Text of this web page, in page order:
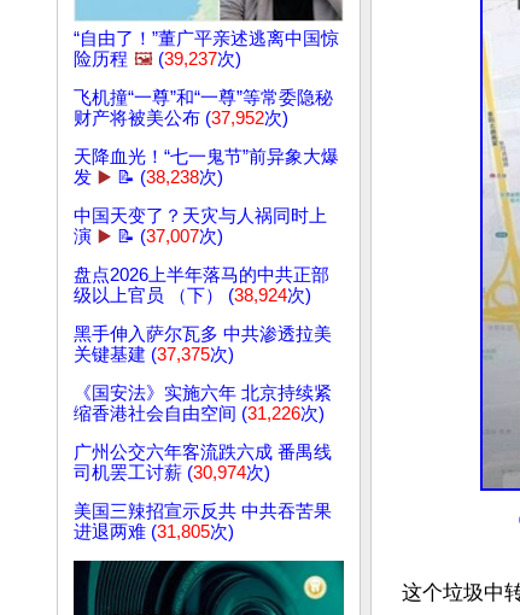
“自由了！”董广平亲述逃离中国惊
险历程 🖼️ (39,237次)
飞机撞“一尊”和“一尊”等常委隐秘
财产将被美公布 (37,952次)
天降血光！“七一鬼节”前异象大爆
发 ▶️ 📝 (38,238次)
中国天变了？天灾与人祸同时上
演 ▶️ 📝 (37,007次)
盘点2026上半年落马的中共正部
级以上官员 （下） (38,924次)
黑手伸入萨尔瓦多 中共渗透拉美
关键基建 (37,375次)
《国安法》实施六年 北京持续紧
缩香港社会自由空间 (31,226次)
广州公交六年客流跌六成 番禺线
司机罢工讨薪 (30,974次)
美国三辣招宣示反共 中共吞苦果
进退两难 (31,805次)
这个垃圾中